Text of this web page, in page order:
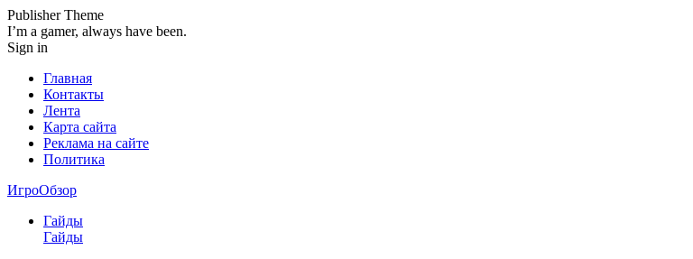
Publisher Theme
I’m a gamer, always have been.
Sign in
Главная
Контакты
Лента
Карта сайта
Реклама на сайте
Политика
ИгроОбзор
Гайды
Гайды